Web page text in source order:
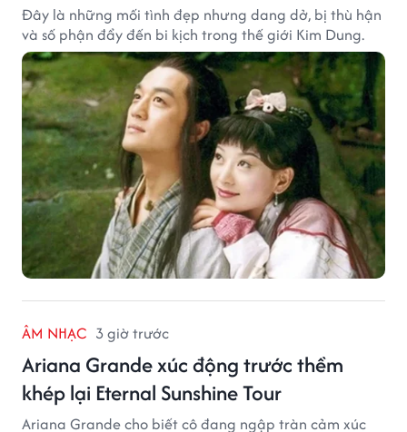
Đây là những mối tình đẹp nhưng dang dở, bị thù hận
và số phận đẩy đến bi kịch trong thế giới Kim Dung.
ÂM NHẠC 3 giờ trước
Ariana Grande xúc động trước thềm
khép lại Eternal Sunshine Tour
Ariana Grande cho biết cô đang ngập tràn cảm xúc